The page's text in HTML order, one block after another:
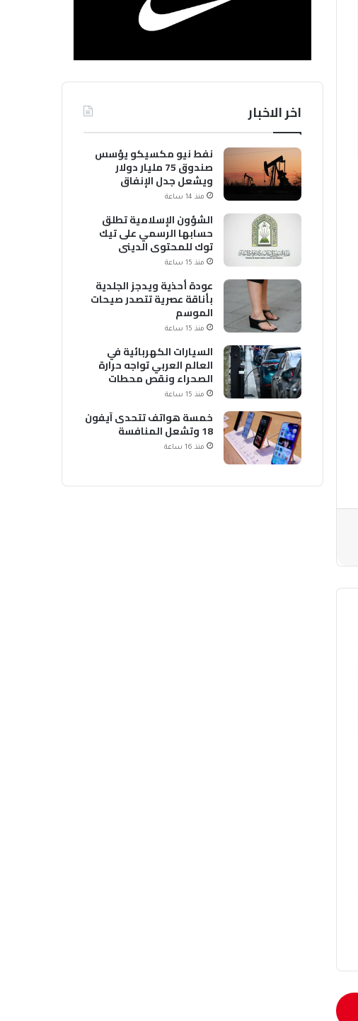
اخر الاخبار
نفط نيو مكسيكو يؤسس
صندوق 75 مليار دولار
ويشعل جدل الإنفاق
منذ 14 ساعة
الشؤون الإسلامية تطلق
حسابها الرسمي على تيك
توك للمحتوى الديني
منذ 15 ساعة
عودة أحذية ويدجز الجلدية
بأناقة عصرية تتصدر صيحات
الموسم
منذ 15 ساعة
السيارات الكهربائية في
العالم العربي تواجه حرارة
الصحراء ونقص محطات
الشحن
منذ 15 ساعة
خمسة هواتف تتحدى آيفون
18 وتشعل المنافسة
منذ 16 ساعة